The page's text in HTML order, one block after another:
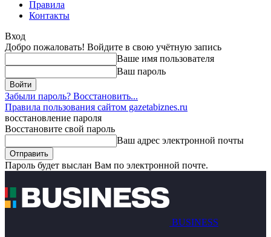
Правила
Контакты
Вход
Добро пожаловать! Войдите в свою учётную запись
Ваше имя пользователя
Ваш пароль
Забыли пароль? Восстановить...
Правила пользования сайтом gazetabiznes.ru
восстановление пароля
Восстановите свой пароль
Ваш адрес электронной почты
Пароль будет выслан Вам по электронной почте.
BUSINESS